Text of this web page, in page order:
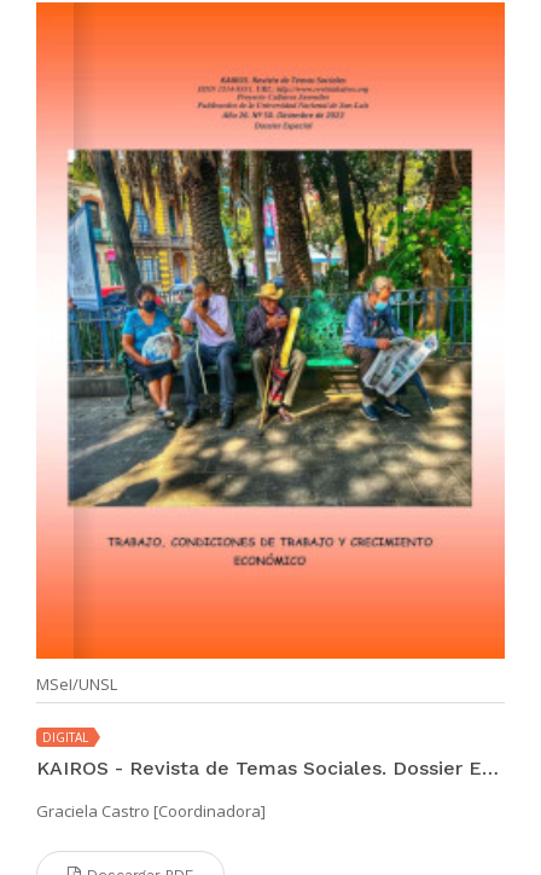
MSeI/UNSL
DIGITAL
KAIROS - Revista de Temas Sociales. Dossier Especial (vol II. año 26 no. 50 dic 2022)
Graciela Castro [Coordinadora]